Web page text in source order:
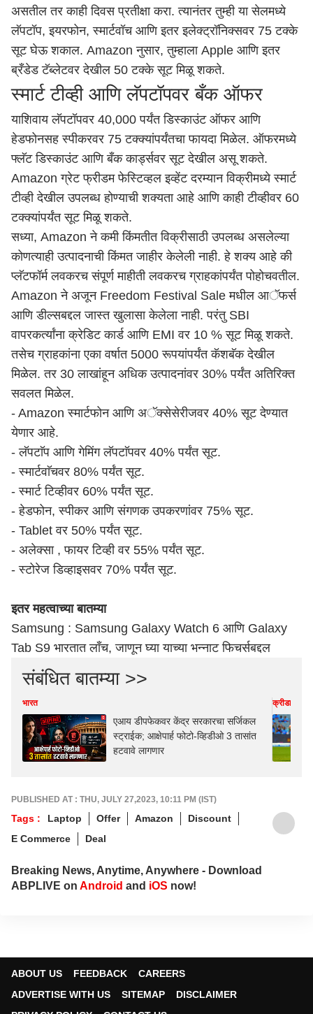
असतील तर काही दिवस प्रतीक्षा करा. त्यानंतर तुम्ही या सेलमध्ये
लॅपटॉप, इयरफोन, स्मार्टवॉच आणि इतर इलेक्ट्रॉनिक्सवर 75 टक्के
सूट घेऊ शकाल. Amazon नुसार, तुम्हाला Apple आणि इतर
ब्रँडेड टॅब्लेटवर देखील 50 टक्के सूट मिळू शकते.
स्मार्ट टीव्ही आणि लॅपटॉपवर बँक ऑफर
याशिवाय लॅपटॉपवर 40,000 पर्यंत डिस्काउंट ऑफर आणि
हेडफोनसह स्पीकरवर 75 टक्क्यांपर्यंतचा फायदा मिळेल. ऑफरमध्ये
फ्लॅट डिस्काउंट आणि बँक कार्ड्सवर सूट देखील असू शकते.
Amazon ग्रेट फ्रीडम फेस्टिव्हल इव्हेंट दरम्यान विक्रीमध्ये स्मार्ट
टीव्ही देखील उपलब्ध होण्याची शक्यता आहे आणि काही टीव्हीवर 60
टक्क्यांपर्यंत सूट मिळू शकते.
सध्या, Amazon ने कमी किंमतीत विक्रीसाठी उपलब्ध असलेल्या
कोणत्याही उत्पादनाची किंमत जाहीर केलेली नाही. हे शक्य आहे की
प्लॅटफॉर्म लवकरच संपूर्ण माहीती लवकरच ग्राहकांपर्यंत पोहोचवतील.
Amazon ने अजून Freedom Festival Sale मधील आॅफर्स
आणि डील्सबद्दल जास्त खुलासा केलेला नाही. परंतु SBI
वापरकर्त्यांना क्रेडिट कार्ड आणि EMI वर 10 % सूट मिळू शकते.
तसेच ग्राहकांना एका वर्षात 5000 रूपयांपर्यंत कॅशबॅक देखील
मिळेल. तर 30 लाखांहून अधिक उत्पादनांवर 30% पर्यंत अतिरिक्त
सवलत मिळेल.
- Amazon स्मार्टफोन आणि अॅक्सेसेरीजवर 40% सूट देण्यात
येणार आहे.
- लॅपटाॅप आणि गेमिंग लॅपटाॅपवर 40% पर्यंत सूट.
- स्मार्टवाॅचवर 80% पर्यंत सूट.
- स्मार्ट टिव्हीवर 60% पर्यंत सूट.
- हेडफोन, स्पीकर आणि संगणक उपकरणांवर 75% सूट.
- Tablet वर 50% पर्यंत सूट.
- अलेक्सा , फायर टिव्ही वर 55% पर्यंत सूट.
- स्टोरेज डिव्हाइसवर 70% पर्यंत सूट.
इतर महत्वाच्या बातम्या
Samsung : Samsung Galaxy Watch 6 आणि Galaxy
Tab S9 भारतात लाँच, जाणून घ्या याच्या भन्नाट फिचर्सबद्दल
संबंधित बातम्या >>
भारत
एआय डीपफेकवर केंद्र सरकारचा सर्जिकल
स्ट्राईक; आक्षेपार्ह फोटो-व्हिडीओ 3 तासांत
हटवावे लागणार
क्रीडा
PUBLISHED AT : THU, JULY 27,2023, 10:11 PM (IST)
Tags : Laptop Offer Amazon
Discount
E Commerce
Deal
Breaking News, Anytime, Anywhere - Download
ABPLIVE on Android and iOS now!
ABOUT US FEEDBACK
CAREERS
ADVERTISE WITH US
SITEMAP
DISCLAIMER